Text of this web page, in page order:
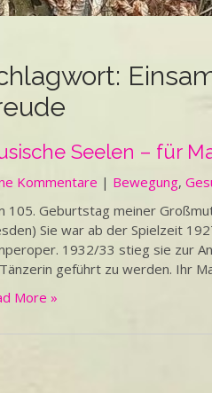
Seelen – für
Kommentare | Bewegung,
105. Geburtstag meiner
Sie war ab der Spielzeit
1932/33 stieg sie zur
geführt zu werden. Ihr
More »